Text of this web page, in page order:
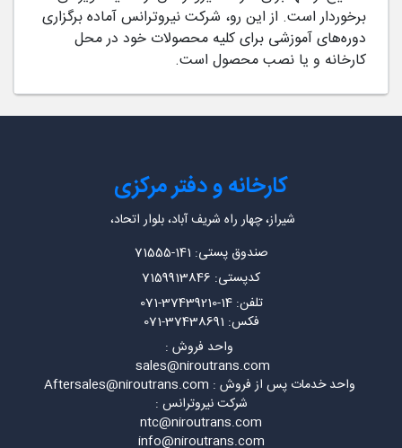
برخوردار است. از این رو، شرکت نیروترانس آماده برگزاری
دوره­‌های آموزشی برای کلیه محصولات خود در محل
کارخانه و یا نصب محصول است.
کارخانه و دفتر مرکزی
شیراز، چهار راه شریف آباد، بلوار اتحاد،
صندوق پستی: 141-71555
کدپستی: 7159913846
تلفن: 14-37439210-071
فکس: 37438691-071
واحد فروش :
sales@niroutrans.com
واحد خدمات پس از فروش : Aftersales@niroutrans.com
شرکت نیروترانس :
ntc@niroutrans.com
info@niroutrans.com